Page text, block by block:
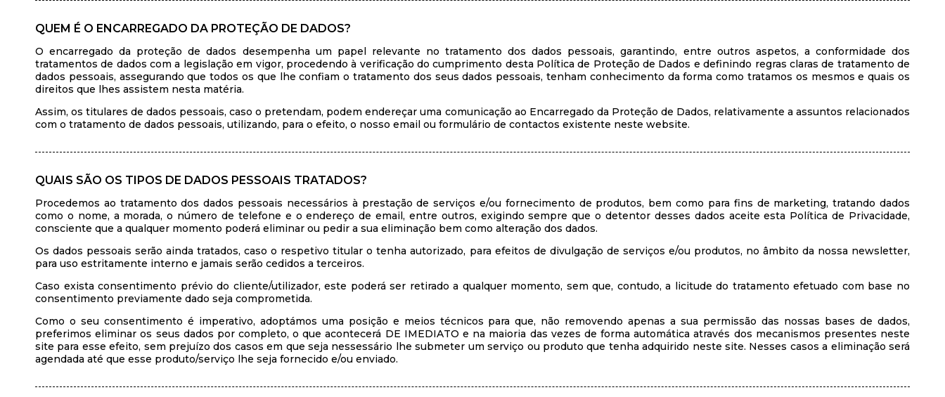
QUEM É O ENCARREGADO DA PROTEÇÃO DE DADOS?
O encarregado da proteção de dados desempenha um papel relevante no tratamento dos dados pessoais, garantindo, entre outros aspetos, a conformidade dos
tratamentos de dados com a legislação em vigor, procedendo à verificação do cumprimento desta Política de Proteção de Dados e definindo regras claras de tratamento de
dados pessoais, assegurando que todos os que lhe confiam o tratamento dos seus dados pessoais, tenham conhecimento da forma como tratamos os mesmos e quais os
direitos que lhes assistem nesta matéria.
Assim, os titulares de dados pessoais, caso o pretendam, podem endereçar uma comunicação ao Encarregado da Proteção de Dados, relativamente a assuntos relacionados
com o tratamento de dados pessoais, utilizando, para o efeito, o nosso email ou formulário de contactos existente neste website.
QUAIS SÃO OS TIPOS DE DADOS PESSOAIS TRATADOS?
Procedemos ao tratamento dos dados pessoais necessários à prestação de serviços e/ou fornecimento de produtos, bem como para fins de marketing, tratando dados
como o nome, a morada, o número de telefone e o endereço de email, entre outros, exigindo sempre que o detentor desses dados aceite esta Política de Privacidade,
consciente que a qualquer momento poderá eliminar ou pedir a sua eliminação bem como alteração dos dados.
Os dados pessoais serão ainda tratados, caso o respetivo titular o tenha autorizado, para efeitos de divulgação de serviços e/ou produtos, no âmbito da nossa newsletter,
para uso estritamente interno e jamais serão cedidos a terceiros.
Caso exista consentimento prévio do cliente/utilizador, este poderá ser retirado a qualquer momento, sem que, contudo, a licitude do tratamento efetuado com base no
consentimento previamente dado seja comprometida.
Como o seu consentimento é imperativo, adoptámos uma posição e meios técnicos para que, não removendo apenas a sua permissão das nossas bases de dados,
preferimos eliminar os seus dados por completo, o que acontecerá DE IMEDIATO e na maioria das vezes de forma automática através dos mecanismos presentes neste
site para esse efeito, sem prejuízo dos casos em que seja nessessário lhe submeter um serviço ou produto que tenha adquirido neste site. Nesses casos a eliminação será
agendada até que esse produto/serviço lhe seja fornecido e/ou enviado.